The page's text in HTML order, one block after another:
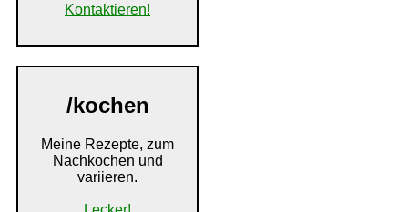
Kontaktieren!
/kochen
Meine Rezepte, zum
Nachkochen und
variieren.